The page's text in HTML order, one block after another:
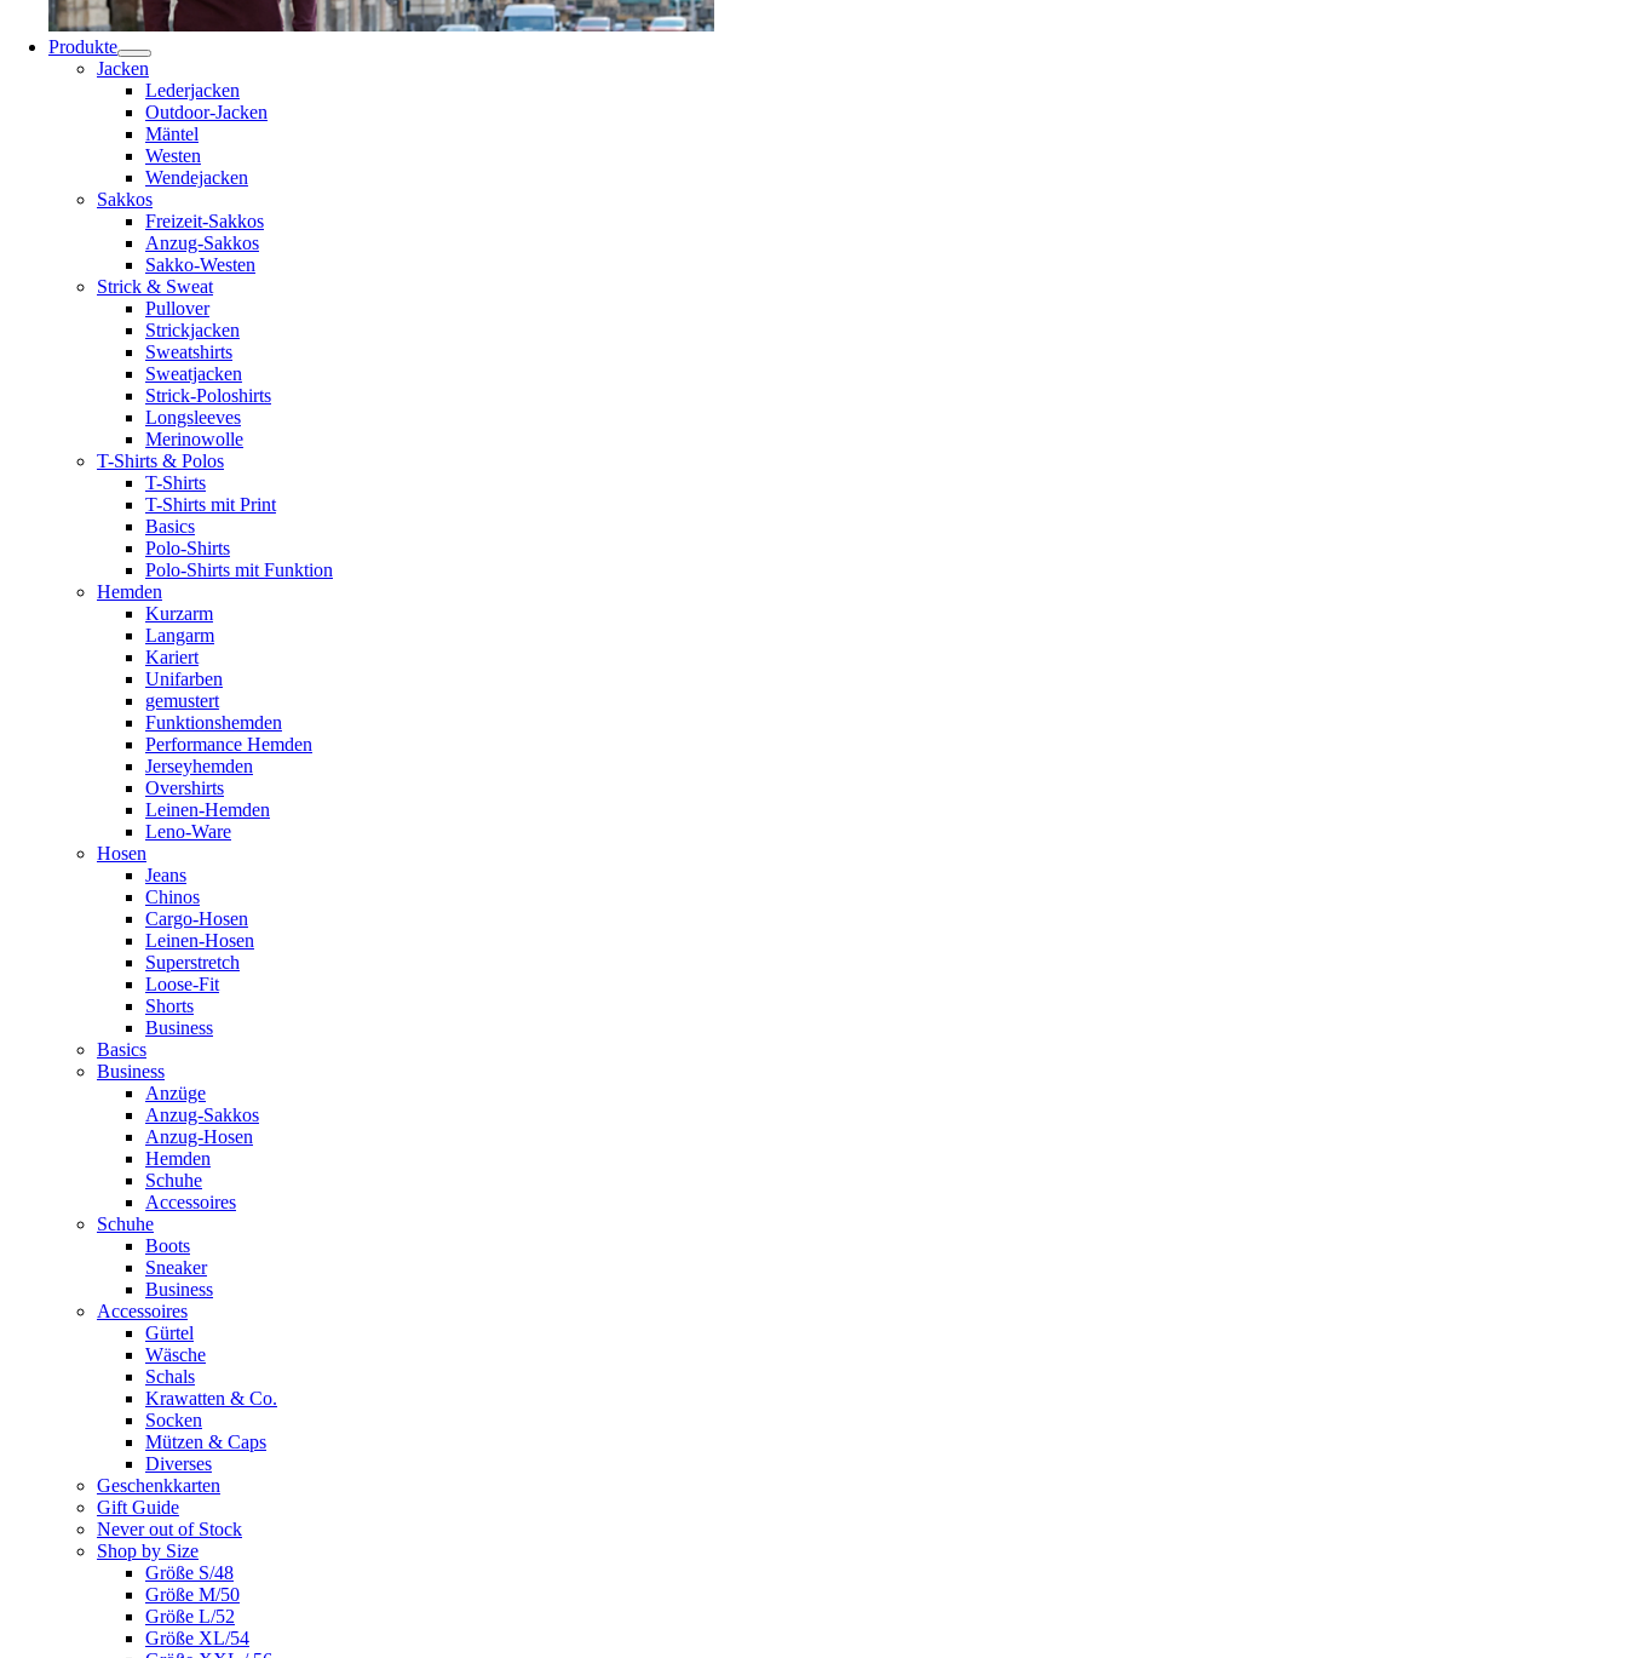
Produkte
Jacken
Lederjacken
Outdoor-Jacken
Mäntel
Westen
Wendejacken
Sakkos
Freizeit-Sakkos
Anzug-Sakkos
Sakko-Westen
Strick & Sweat
Pullover
Strickjacken
Sweatshirts
Sweatjacken
Strick-Poloshirts
Longsleeves
Merinowolle
T-Shirts & Polos
T-Shirts
T-Shirts mit Print
Basics
Polo-Shirts
Polo-Shirts mit Funktion
Hemden
Kurzarm
Langarm
Kariert
Unifarben
gemustert
Funktionshemden
Performance Hemden
Jerseyhemden
Overshirts
Leinen-Hemden
Leno-Ware
Hosen
Jeans
Chinos
Cargo-Hosen
Leinen-Hosen
Superstretch
Loose-Fit
Shorts
Business
Basics
Business
Anzüge
Anzug-Sakkos
Anzug-Hosen
Hemden
Schuhe
Accessoires
Schuhe
Boots
Sneaker
Business
Accessoires
Gürtel
Wäsche
Schals
Krawatten & Co.
Socken
Mützen & Caps
Diverses
Geschenkkarten
Gift Guide
Never out of Stock
Shop by Size
Größe S/48
Größe M/50
Größe L/52
Größe XL/54